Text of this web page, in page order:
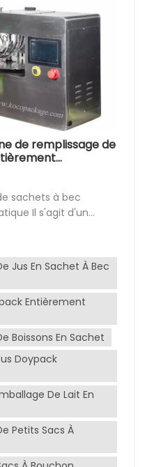
de remplissage de
sachets à bec
Il s'agit d'un
remplissage et le
des sachets à bec
utilisée dans
la
grâce à sa
de la
la remplisseuse de
le
sachets, facilitant
Elle est conçue
de liquides, de
que les jus, le lait, les
réduisant ainsi le
la
Jus En Sachet À Bec
Entièrement
Boissons En Sachet
Doypack
De Lait En
Petits Sacs À